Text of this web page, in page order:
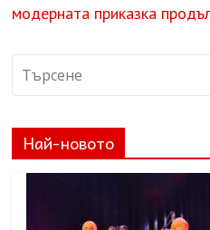
модерната приказка
Най-новото